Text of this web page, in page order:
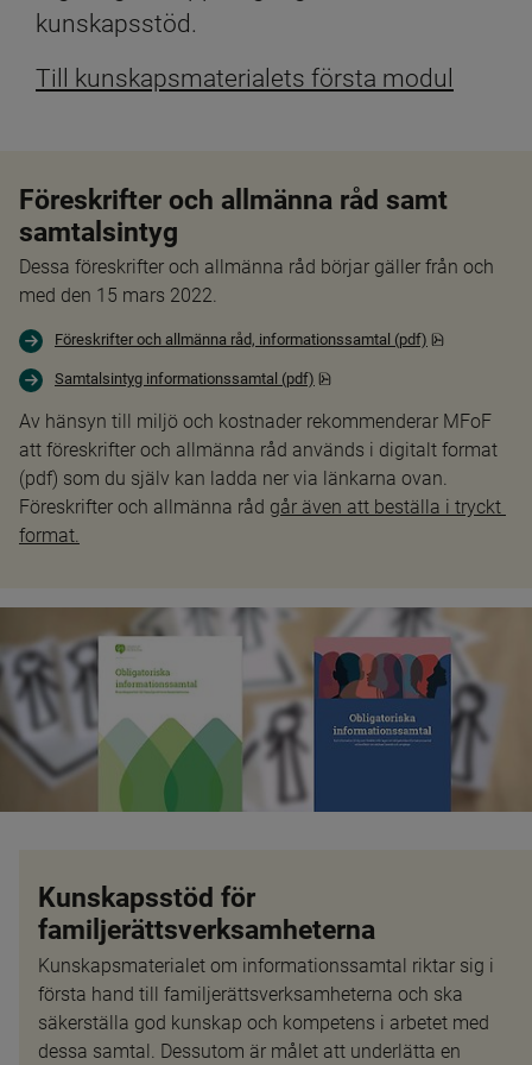
kunskapsstöd.
Till kunskapsmaterialets första modul
Föreskrifter och allmänna råd samt
samtalsintyg
Dessa föreskrifter och allmänna råd börjar gäller från och
med den 15 mars 2022.
Föreskrifter och allmänna råd, informationssamtal (pdf) pdf, 305.7
Samtalsintyg informationssamtal (pdf) pdf, 696.4 kB.
Av hänsyn till miljö och kostnader rekommenderar MFoF
att föreskrifter och allmänna råd används i digitalt format
(pdf) som du själv kan ladda ner via länkarna ovan.
Föreskrifter och allmänna råd går även att beställa i tryckt
format.
Kunskapsstöd för
familjerättsverksamheterna
Kunskapsmaterialet om informationssamtal riktar sig i
första hand till familjerättsverksamheterna och ska
säkerställa god kunskap och kompetens i arbetet med
dessa samtal. Dessutom är målet att underlätta en